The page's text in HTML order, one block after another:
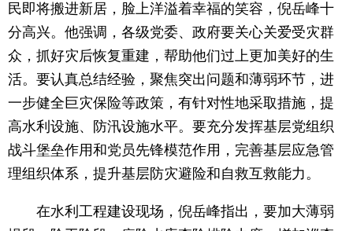
民即将搬进新居，脸上洋溢着幸福的笑容，倪岳峰十
分高兴。他强调，各级党委、政府要关心关爱受灾群
众，抓好灾后恢复重建，帮助他们过上更加美好的生
活。要认真总结经验，聚焦突出问题和薄弱环节，进
一步健全巨灾保险等政策，有针对性地采取措施，提
高水利设施、防汛设施水平。要充分发挥基层党组织
战斗堡垒作用和党员先锋模范作用，完善基层应急管
理组织体系，提升基层防灾避险和自救互救能力。
在水利工程建设现场，倪岳峰指出，要加大薄弱